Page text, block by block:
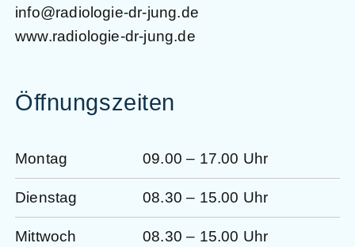
info@radiologie-dr-jung.de
www.radiologie-dr-jung.de
Öffnungszeiten
Montag 09.00 – 17.00 Uhr
Dienstag 08.30 – 15.00 Uhr
Mittwoch 08.30 – 15.00 Uhr